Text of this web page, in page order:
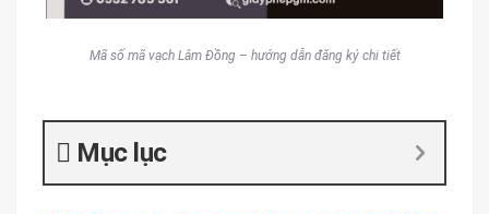
Mã số mã vạch Lâm Đồng – hướng dẫn đăng ký chi tiết
Mục lục